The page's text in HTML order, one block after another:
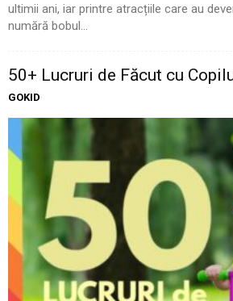
ultimii ani, iar printre atracțiile care au
numără bobul...
50+ Lucruri de Făcut cu
GOKID